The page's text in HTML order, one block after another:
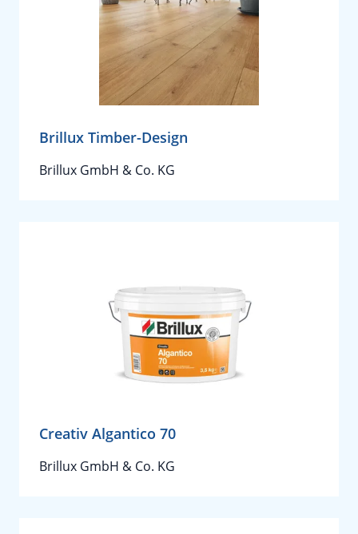
Brillux Timber-Design
Brillux GmbH & Co. KG
Creativ Algantico 70
Brillux GmbH & Co. KG